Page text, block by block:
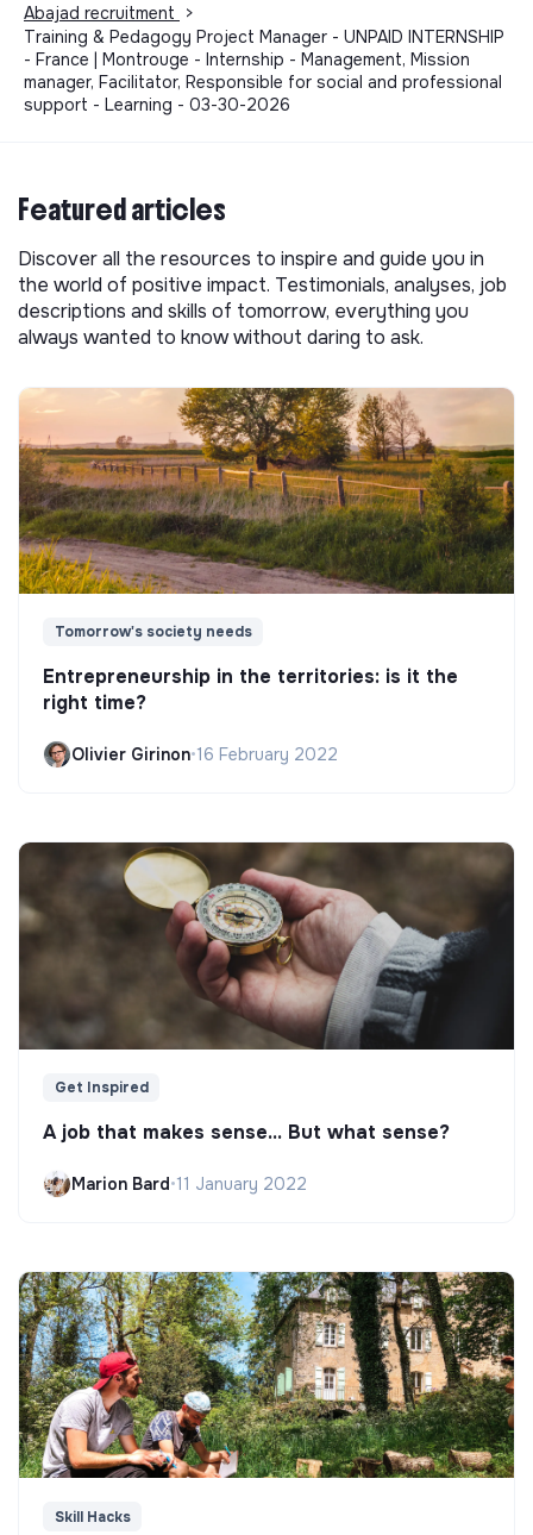
Abajad recruitment
>
Training & Pedagogy Project Manager - UNPAID INTERNSHIP
- France | Montrouge - Internship - Management, Mission
manager, Facilitator, Responsible for social and professional
support - Learning - 03-30-2026
Featured articles
Discover all the resources to inspire and guide you in
the world of positive impact. Testimonials, analyses, job
descriptions and skills of tomorrow, everything you
always wanted to know without daring to ask.
Tomorrow's society needs
Entrepreneurship in the territories: is it the
right time?
Olivier Girinon•16 February 2022
Get Inspired
A job that makes sense... But what sense?
Marion Bard•11 January 2022
Skill Hacks